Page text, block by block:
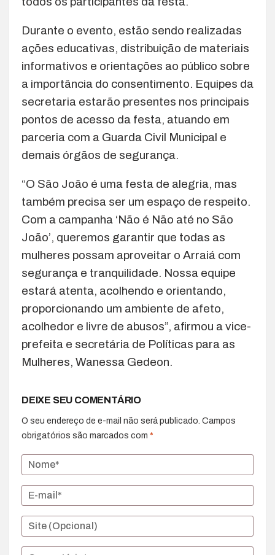
Durante o evento, estão sendo realizadas
ações educativas, distribuição de materiais
informativos e orientações ao público sobre
a importância do consentimento. Equipes da
secretaria estarão presentes nos principais
pontos de acesso da festa, atuando em
parceria com a Guarda Civil Municipal e
demais órgãos de segurança.
“O São João é uma festa de alegria, mas
também precisa ser um espaço de respeito.
Com a campanha ‘Não é Não até no São
João’, queremos garantir que todas as
mulheres possam aproveitar o Arraiá com
segurança e tranquilidade. Nossa equipe
estará atenta, acolhendo e orientando,
proporcionando um ambiente de afeto,
acolhedor e livre de abusos”, afirmou a vice-
prefeita e secretária de Políticas para as
Mulheres, Wanessa Gedeon.
DEIXE SEU COMENTÁRIO
O seu endereço de e-mail não será publicado. Campos
obrigatórios são marcados com *